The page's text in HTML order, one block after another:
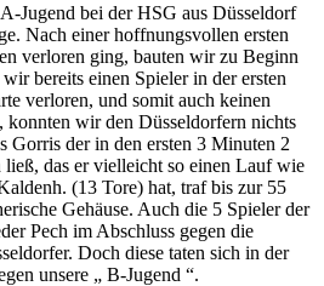
Jugend bei der HSG aus Düsseldorf
Nach einer hoffnungsvollen ersten
verloren ging, bauten wir zu Beginn
bereits einen Spieler in der ersten
verloren, und somit auch keinen
konnten wir den Düsseldorfern nichts
Gorris der in den ersten 3 Minuten 2
das er vielleicht so einen Lauf wie
(13 Tore) hat, traf bis zur 55
Gehäuse. Auch die 5 Spieler der
Pech im Abschluss gegen die
Doch diese taten sich in der
unsere „ B-Jugend “.